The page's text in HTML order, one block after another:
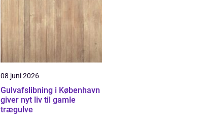
08 juni 2026
Gulvafslibning i København
giver nyt liv til gamle
trægulve